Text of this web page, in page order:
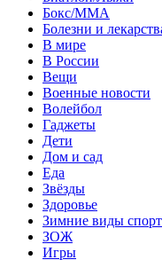
Бокс/MMA
Болезни и
В мире
В России
Вещи
Военные новости
Волейбол
Гаджеты
Дети
Дом и сад
Еда
Звёзды
Здоровье
Зимние виды
ЗОЖ
Игры